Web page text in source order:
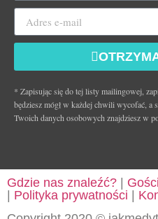
* Zapisując się do tej listy mailingowej,
będziesz mógł w każdej chwili wycofać, a
Twoich danych osobowych znajdziesz w
Gdzie nas znaleźć?
Polityka prywatności